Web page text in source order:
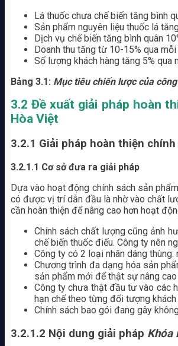
Lá thuốc chưa chế biến tăng bình
Sản phẩm nguyên liệu thuốc lá
Dịch vụ chế biến tăng bình quân
Doanh thu tăng từ 10-15% qua
Số lượng khách hàng tăng 5% qua
Bảng 3.1: Mục tiêu chiến lược của
3.2 Đề xuất giải pháp hoàn
Hòa Việt
3.2.1 Giải pháp hoàn thiện
3.2.1.1 Cơ sở đưa ra giải pháp
Dựa vào hoạt động chính sách sản
có được vị trí dẫn đầu là nhờ vào chất
cần hoàn thiện để nâng cao hơn hoạt
Chính sách chất lượng cũng ảnh
chế biến thuốc điếu. Công ty nên
Công ty có 2 loại nhãn dáng
Chương trình đa dạng hóa sản
sản phẩm mới để thật sự nâng
Công ty chưa thật đầu tư vào các
hạn chế theo từng đối tượng khách
Chính sách bao gói đang gây
3.2.1.2 Nội dung giải pháp Khóa